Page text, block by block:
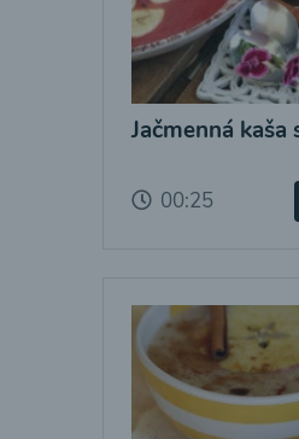
Jačmenná kaša
00:25